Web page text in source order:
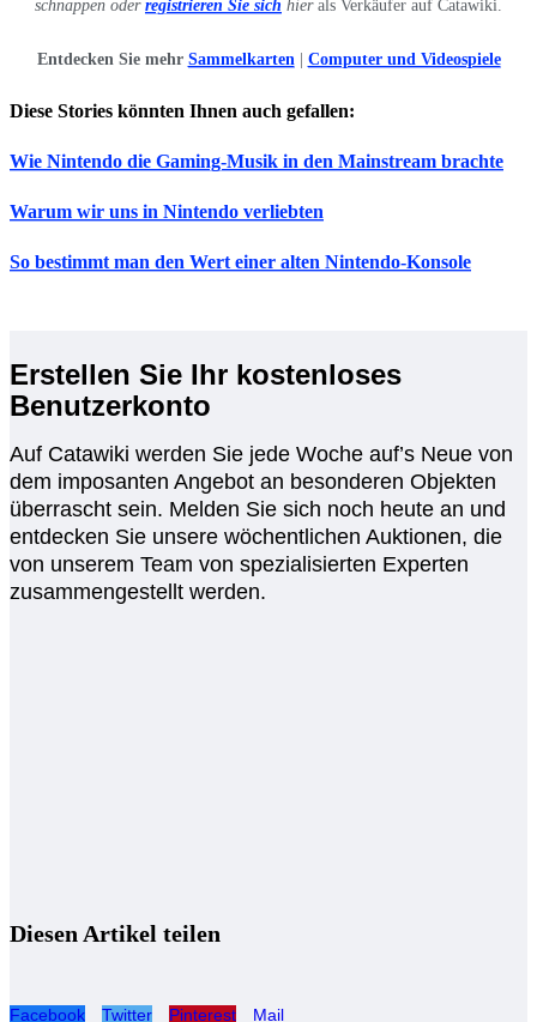
schnappen oder registrieren Sie sich hierals Verkäufer auf Catawiki.
Entdecken Sie mehr Sammelkarten| Computer und Videospiele
Diese Stories könnten Ihnen auch gefallen:
Wie Nintendo die Gaming-Musik in den Mainstream brachte
Warum wir uns in Nintendo verliebten
So bestimmt man den Wert einer alten Nintendo-Konsole
Erstellen Sie Ihr kostenloses
Benutzerkonto
Auf Catawiki werden Sie jede Woche auf’s Neue von
dem imposanten Angebot an besonderen Objekten
überrascht sein. Melden Sie sich noch heute an und
entdecken Sie unsere wöchentlichen Auktionen, die
von unserem Team von spezialisierten Experten
zusammengestellt werden.
Diesen Artikel teilen
Facebook Twitter Pinterest Mail